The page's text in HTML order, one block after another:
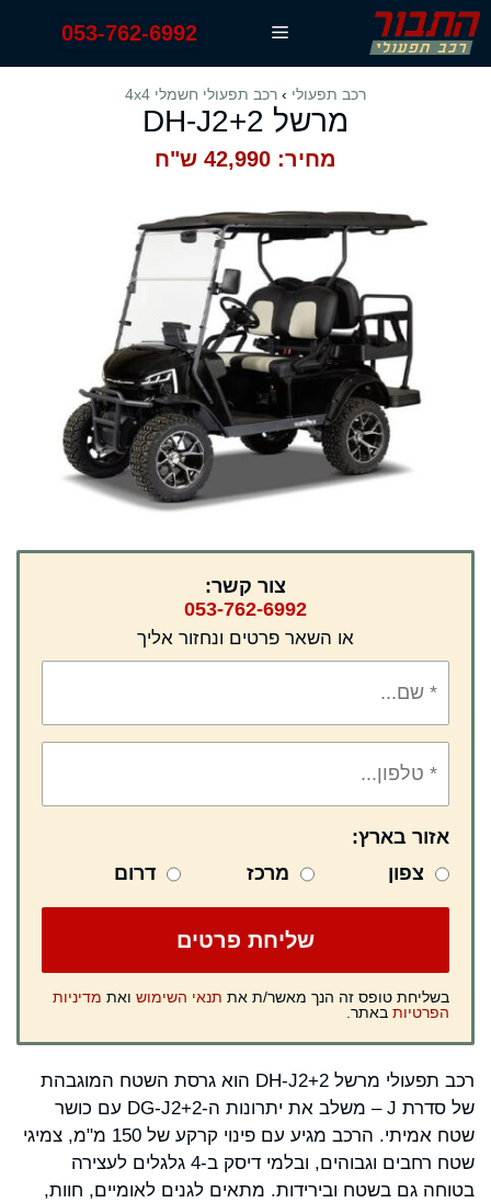
לדלג
לתוכן
תפריט 053-762-6992
רכב תפעולי › רכב תפעולי חשמלי 4x4
מרשל DH-J2+2
מחיר: 42,990 ש"ח
צור קשר:
053-762-6992
או השאר פרטים ונחזור אליך
אזור בארץ:
צפון
מרכז דרום
בשליחת טופס זה הנך מאשר/ת את תנאי השימוש ואת מדיניות
הפרטיות באתר.
רכב תפעולי מרשל DH-J2+2 הוא גרסת השטח המוגבהת
של סדרת J – משלב את יתרונות ה-DG-J2+2 עם כושר
שטח אמיתי. הרכב מגיע עם פינוי קרקע של 150 מ"מ, צמיגי
שטח רחבים וגבוהים, ובלמי דיסק ב-4 גלגלים לעצירה
בטוחה גם בשטח ובירידות. מתאים לגנים לאומיים, חוות,